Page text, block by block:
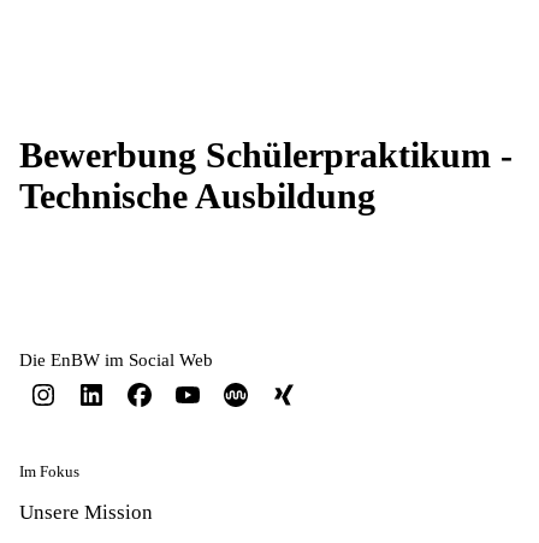
Bewerbung Schülerpraktikum -
Technische Ausbildung
Die EnBW im Social Web
Im Fokus
Unsere Mission